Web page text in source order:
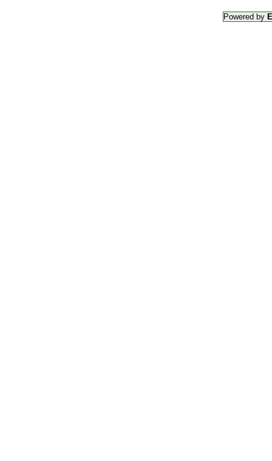
Powered by